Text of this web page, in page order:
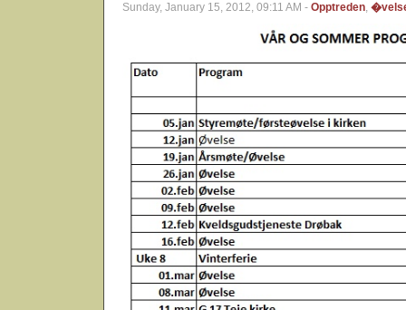
Sunday, January 15, 2012, 09:11 AM - Opptreden,